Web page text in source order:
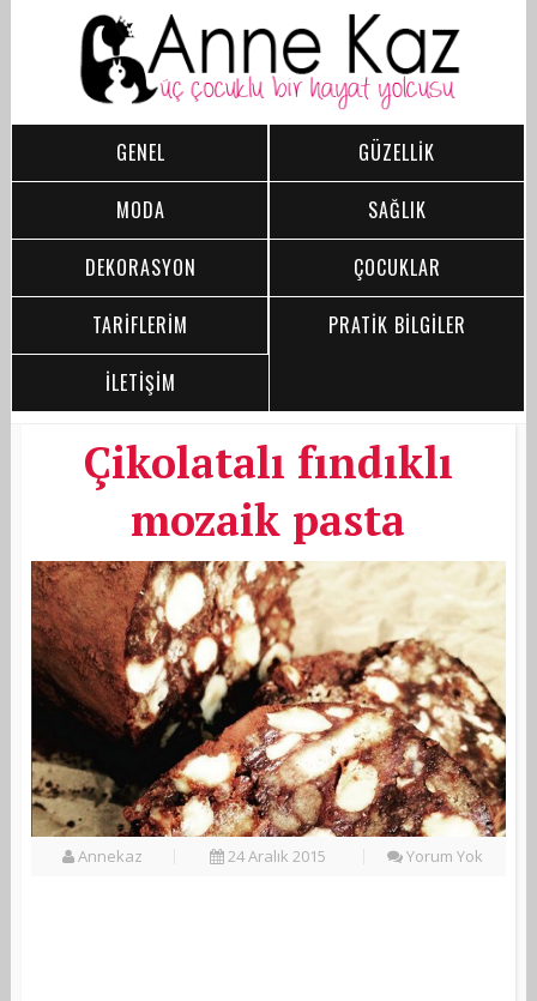
GENEL
GÜZELLİK
MODA
SAĞLIK
DEKORASYON
ÇOCUKLAR
TARİFLERİM
PRATİK BİLGİLER
İLETİŞİM
Çikolatalı fındıklı
mozaik pasta
Annekaz 24 Aralık 2015 Yorum Yok